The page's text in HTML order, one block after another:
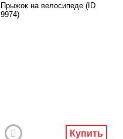
Прыжок на велосипеде (ID
9974)
Купить